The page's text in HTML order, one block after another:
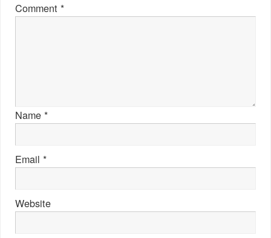
Comment*
Name*
Email*
Website